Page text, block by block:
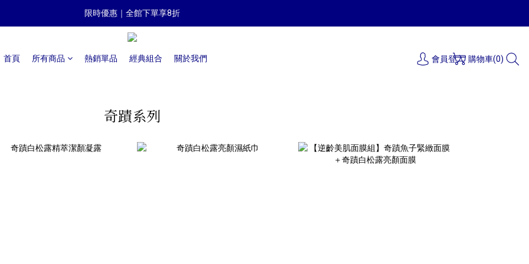
滿千即享免運（限台灣本島）
限時優惠｜全館下單享8折
滿千即享免運（限台灣本島）
首頁
所有商品 熱銷單品 經典組合 關於我們 會員登入 購物車(0)
奇蹟系列